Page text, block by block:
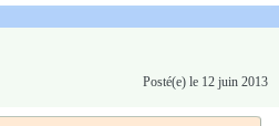
Posté(e) le 12 juin 2013